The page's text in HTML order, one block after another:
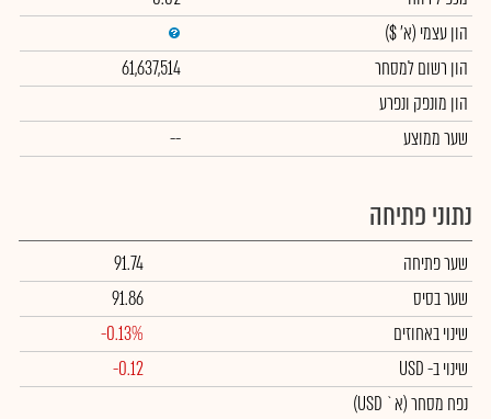
הון עצמי (א' $)
הון רשום למסחר
61,637,514
הון מונפק ונפרע
שער ממוצע
--
נתוני פתיחה
שער פתיחה
91.74
שער בסיס
91.86
שינוי באחוזים
-0.13%
שינויב- USD
-0.12
נפח מסחר(א` USD)